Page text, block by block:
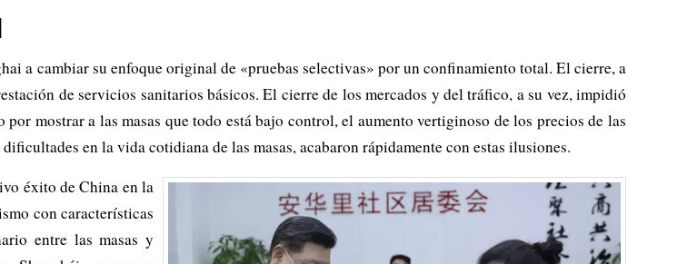
a cambiar su enfoque original de «pruebas selectivas» por un confinamiento total. El cierre, a
de servicios sanitarios básicos. El cierre de los mercados y del tráfico, a su vez, impidió
mostrar a las masas que todo está bajo control, el aumento vertiginoso de los precios de las
en la vida cotidiana de las masas, acabaron rápidamente con estas ilusiones.
éxito de China en la
con características
entre las masas y